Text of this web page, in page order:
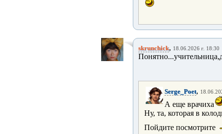
skrunchick, 18.06.2026 г. 18:30
Serge_Poet,
А еще врачиха
Ну, та, которая в
Пойдите посмотрите